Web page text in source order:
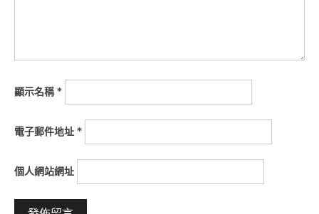
顯示名稱*
電子郵件地址 *
個人網站網址